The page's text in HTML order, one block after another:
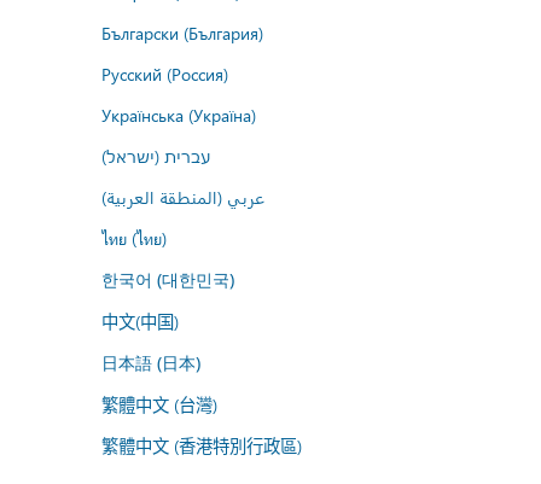
Български (България)
Русский (Россия)
Українська (Україна)
עברית (ישראל)
عربي (المنطقة العربية)
ไทย (ไทย)
한국어 (대한민국)
中文(中国)
日本語 (日本)
繁體中文 (台灣)
繁體中文 (香港特別行政區)